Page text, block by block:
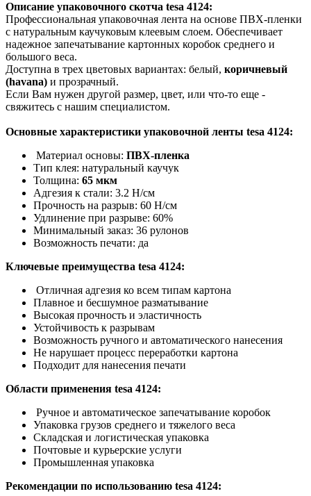
Описание упаковочного скотча tesa 4124:
Профессиональная упаковочная лента на основе ПВХ-пленки
с натуральным каучуковым клеевым слоем. Обеспечивает
надежное запечатывание картонных коробок среднего и
большого веса.
Доступна в трех цветовых вариантах: белый, коричневый
(havana) и прозрачный.
Если Вам нужен другой размер, цвет, или что-то еще -
свяжитесь с нашим специалистом.
Основные характеристики упаковочной ленты tesa 4124:
Материал основы: ПВХ-пленка
Тип клея: натуральный каучук
Толщина: 65 мкм
Адгезия к стали: 3.2 Н/см
Прочность на разрыв: 60 Н/см
Удлинение при разрыве: 60%
Минимальный заказ: 36 рулонов
Возможность печати: да
Ключевые преимущества tesa 4124:
Отличная адгезия ко всем типам картона
Плавное и бесшумное разматывание
Высокая прочность и эластичность
Устойчивость к разрывам
Возможность ручного и автоматического нанесения
Не нарушает процесс переработки картона
Подходит для нанесения печати
Области применения tesa 4124:
Ручное и автоматическое запечатывание коробок
Упаковка грузов среднего и тяжелого веса
Складская и логистическая упаковка
Почтовые и курьерские услуги
Промышленная упаковка
Рекомендации по использованию tesa 4124: